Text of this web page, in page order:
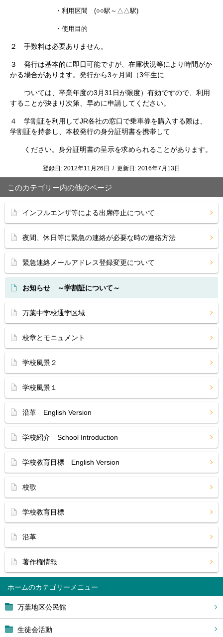
ホーム
万葉地区公民館
生徒会活動
・利用区間 (○○駅～△△駅)
・使用目的
２ 手数料は必要ありません。
３ 発行は基本的に即日可能ですが、在庫状況等により時間がか
かる場合があります。発行から3ヶ月間（3年生に
ついては、卒業年度の3月31日が限度）有効ですので、利用
することが決まり次第、早めに申請してください。
４ 学割証を利用してJR各社の窓口で乗車券を購入する際は、
学割証を持参し、本校発行の身分証明書を携帯して
ください。身分証明書の呈示を求められることがあります。
登録日: 2012年11月26日 / 更新日: 2016年7月13日
このカテゴリー内の他のページ
インフルエンザ等による出席停止について
夜間、休日等に緊急の連絡が必要な時の連絡方法
緊急連絡メールアドレス登録変更について
お知らせ ～学割証について～
万葉中学校通学区域
校章とモニュメント
学校風景２
学校風景１
沿革 English Version
学校紹介 School Introduction
学校教育目標 English Version
校歌
学校教育目標
沿革
著作権情報